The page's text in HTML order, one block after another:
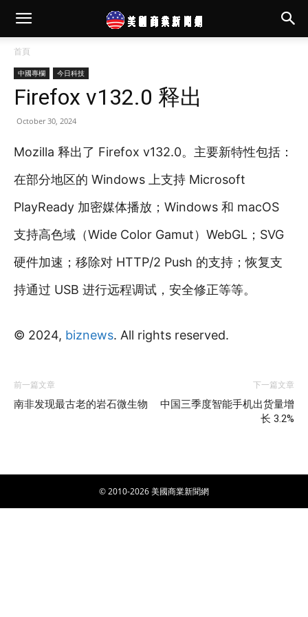
首頁
中國專欄 今日科技
Firefox v132.0 释出
October 30, 2024
Mozilla 释出了 Firefox v132.0。主要新特性包括：
在部分地区的 Windows 上支持 Microsoft
PlayReady 加密媒体播放；Windows 和 macOS
支持高色域（Wide Color Gamut）WebGL；SVG
硬件加速；移除对 HTTP/2 Push 的支持；恢复支
持通过 USB 进行远程调试，安全修正等等。
© 2024, biznews. All rights reserved.
前一篇文章
南非发现最古老的岩石微生物
下一篇文章
中国三季度智能手机出货量增
长 3.2%
© 2010-2026 美國商業新聞網